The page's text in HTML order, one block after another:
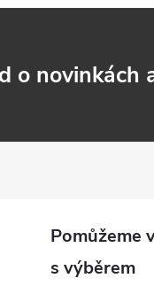
o novinkách